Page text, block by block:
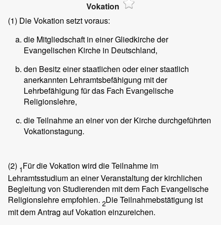
Vokation
(1) Die Vokation setzt voraus:
die Mitgliedschaft in einer Gliedkirche der
Evangelischen Kirche in Deutschland,
den Besitz einer staatlichen oder einer staatlich
anerkannten Lehramtsbefähigung mit der
Lehrbefähigung für das Fach Evangelische
Religionslehre,
die Teilnahme an einer von der Kirche durchgeführten
Vokationstagung.
(2) 1Für die Vokation wird die Teilnahme im
Lehramtsstudium an einer Veranstaltung der kirchlichen
Begleitung von Studierenden mit dem Fach Evangelische
Religionslehre empfohlen. 2Die Teilnahmebstätigung ist
mit dem Antrag auf Vokation einzureichen.